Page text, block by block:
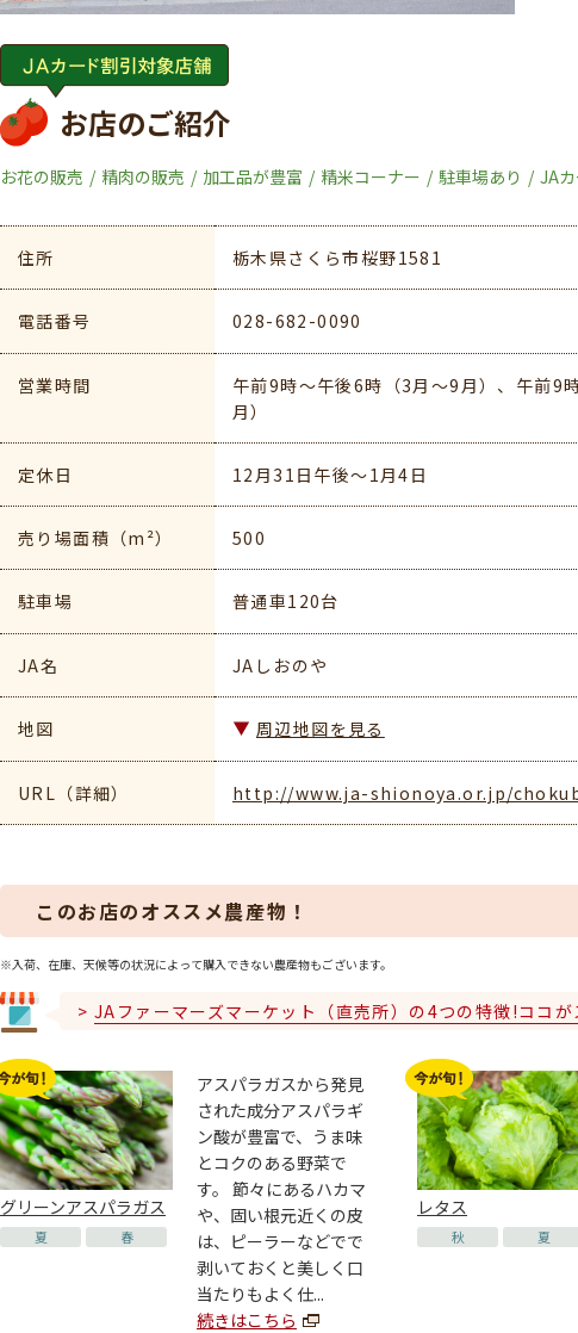
お店のご紹介
お花の販売 精肉の販売 加工品が豊富 精米コーナー 駐車場あり JA
住所 栃木県さくら市桜野1581
電話番号 028-682-0090
営業時間
午前9時～午後6時（3月～9月）、午前9
月）
定休日 12月31日午後～1月4日
売り場面積（m²） 500
駐車場 普通車120台
JA名 JAしおのや
地図 周辺地図を見る
URL（詳細） http://www.ja-shionoya.or.jp/
このお店のオススメ農産物！
※入荷、在庫、天候等の状況によって購入できない農産物もございます。
JAファーマーズマーケット（直売所）の4つの特徴!ココが
グリーンアスパラガス
夏 春
アスパラガスから発見
された成分アスパラギ
ン酸が豊富で、うま味
とコクのある野菜で
す。 節々にあるハカマ
や、固い根元近くの皮
は、ピーラーなどでで
剥いておくと美しく口
当たりもよく仕...
続きはこちら
レタス
秋 夏